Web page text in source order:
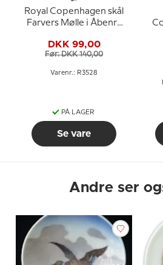
Royal Copenhagen skål
Farvers Mølle i Åbenrå
DKK 99,00
Før: DKK 140,00
Varenr.: R3528
PÅ LAGER
Se vare
Andre ser